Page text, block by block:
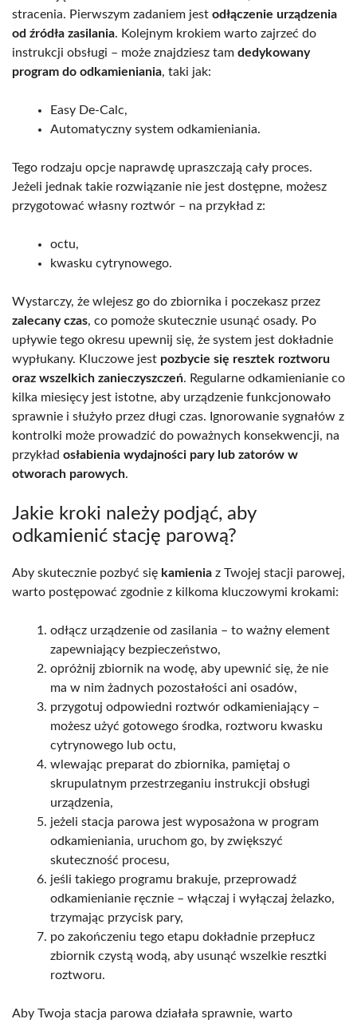
stracenia. Pierwszym zadaniem jest odłączenie urządzenia
od źródła zasilania. Kolejnym krokiem warto zajrzeć do
instrukcji obsługi – może znajdziesz tam dedykowany
program do odkamieniania, taki jak:
Easy De-Calc,
Automatyczny system odkamieniania.
Tego rodzaju opcje naprawdę upraszczają cały proces.
Jeżeli jednak takie rozwiązanie nie jest dostępne, możesz
przygotować własny roztwór – na przykład z:
octu,
kwasku cytrynowego.
Wystarczy, że wlejesz go do zbiornika i poczekasz przez
zalecany czas, co pomoże skutecznie usunąć osady. Po
upływie tego okresu upewnij się, że system jest dokładnie
wypłukany. Kluczowe jest pozbycie się resztek roztworu
oraz wszelkich zanieczyszczeń. Regularne odkamienianie co
kilka miesięcy jest istotne, aby urządzenie funkcjonowało
sprawnie i służyło przez długi czas. Ignorowanie sygnałów z
kontrolki może prowadzić do poważnych konsekwencji, na
przykład osłabienia wydajności pary lub zatorów w
otworach parowych.
Jakie kroki należy podjąć, aby
odkamienić stację parową?
Aby skutecznie pozbyć się kamienia z Twojej stacji parowej,
warto postępować zgodnie z kilkoma kluczowymi krokami:
odłącz urządzenie od zasilania – to ważny element
zapewniający bezpieczeństwo,
opróżnij zbiornik na wodę, aby upewnić się, że nie
ma w nim żadnych pozostałości ani osadów,
przygotuj odpowiedni roztwór odkamieniający –
możesz użyć gotowego środka, roztworu kwasku
cytrynowego lub octu,
wlewając preparat do zbiornika, pamiętaj o
skrupulatnym przestrzeganiu instrukcji obsługi
urządzenia,
jeżeli stacja parowa jest wyposażona w program
odkamieniania, uruchom go, by zwiększyć
skuteczność procesu,
jeśli takiego programu brakuje, przeprowadź
odkamienianie ręcznie – włączaj i wyłączaj żelazko,
trzymając przycisk pary,
po zakończeniu tego etapu dokładnie przepłucz
zbiornik czystą wodą, aby usunąć wszelkie resztki
roztworu.
Aby Twoja stacja parowa działała sprawnie, warto